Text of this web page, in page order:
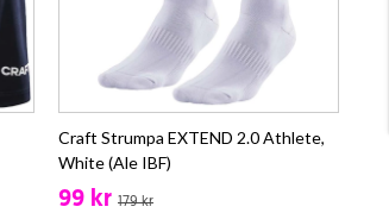
Craft Strumpa EXTEND 2.0 Athlete,
White (Ale IBF)
99 kr 179 kr